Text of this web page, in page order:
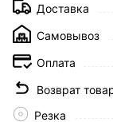
Доставка
Самовывоз
Оплата
Возврат
Резка